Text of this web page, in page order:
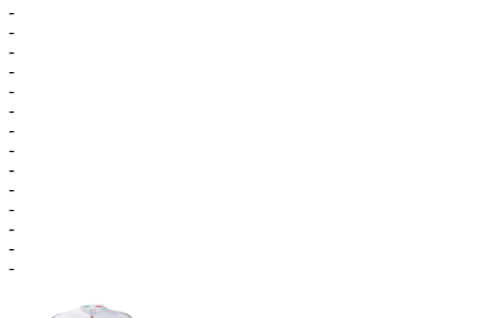
-
-
-
-
-
-
-
-
-
-
-
-
-
-